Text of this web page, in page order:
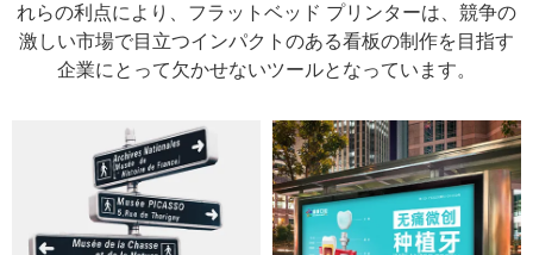
れらの利点により、フラットベッド プリンターは、競争の
激しい市場で目立つインパクトのある看板の制作を目指す
企業にとって欠かせないツールとなっています。